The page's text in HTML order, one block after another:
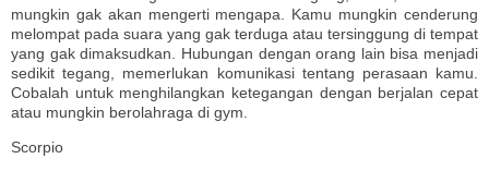
mungkin gak akan mengerti mengapa. Kamu mungkin cenderung
melompat pada suara yang gak terduga atau tersinggung di tempat
yang gak dimaksudkan. Hubungan dengan orang lain bisa menjadi
sedikit tegang, memerlukan komunikasi tentang perasaan kamu.
Cobalah untuk menghilangkan ketegangan dengan berjalan cepat
atau mungkin berolahraga di gym.
Scorpio